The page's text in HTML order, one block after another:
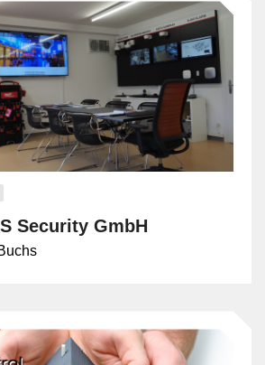
Security GmbH
und technischen Standards
Ziel dieser Konzepte ist es, im
und Gebäude zu schützen, um die
Feuers auf ein Minimum zu
Massnahmen wie
und Brandmeldeanlagen, welche im
Lifte ausschalten, Brandschutztüren
aktivieren. Auch Flucht- und
und Wärmeabzugssysteme sowie
gehören zu den zentralen
arbeiten
Baupläne, prüfen
und organisatorischen
tätig. Zusätzlich unterstützen sie